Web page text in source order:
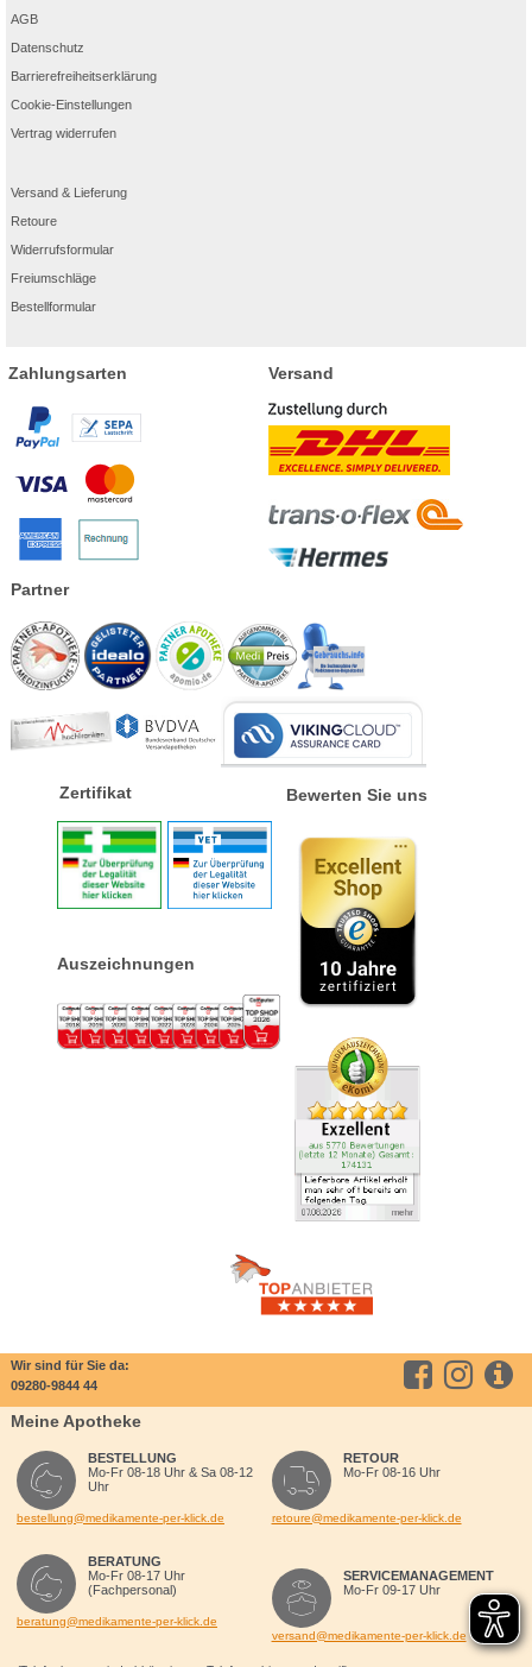
AGB
Datenschutz
Barrierefreiheitserklärung
Cookie-Einstellungen
Vertrag widerrufen
Versand & Lieferung
Retoure
Widerrufsformular
Freiumschläge
Bestellformular
Zahlungsarten Versand
Partner
Zertifikat
Auszeichnungen
Bewerten Sie uns
Wir sind für Sie da:
09280-9844 44
Meine Apotheke
BESTELLUNG
Mo-Fr 08-18 Uhr & Sa 08-12
Uhr
bestellung@medikamente-per-klick.de
BERATUNG
Mo-Fr 08-17 Uhr
(Fachpersonal)
beratung@medikamente-per-klick.de
RETOUR
Mo-Fr 08-16 Uhr
retoure@medikamente-per-klick.de
SERVICEMANAGEMENT
Mo-Fr 09-17 Uhr
versand@medikamente-per-klick.de